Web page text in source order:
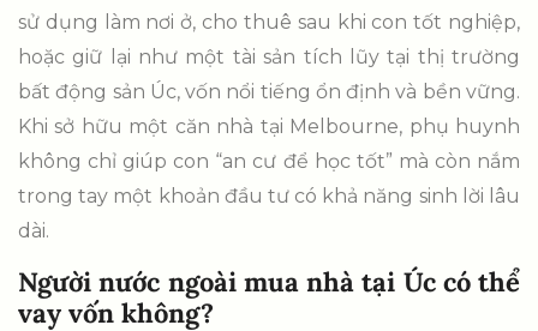
sử dụng làm nơi ở, cho thuê sau khi con tốt nghiệp,
hoặc giữ lại như một tài sản tích lũy tại thị trường
bất động sản Úc, vốn nổi tiếng ổn định và bền vững.
Khi sở hữu một căn nhà tại Melbourne, phụ huynh
không chỉ giúp con “an cư để học tốt” mà còn nắm
trong tay một khoản đầu tư có khả năng sinh lời lâu
dài.
Người nước ngoài mua nhà tại Úc có thể
vay vốn không?